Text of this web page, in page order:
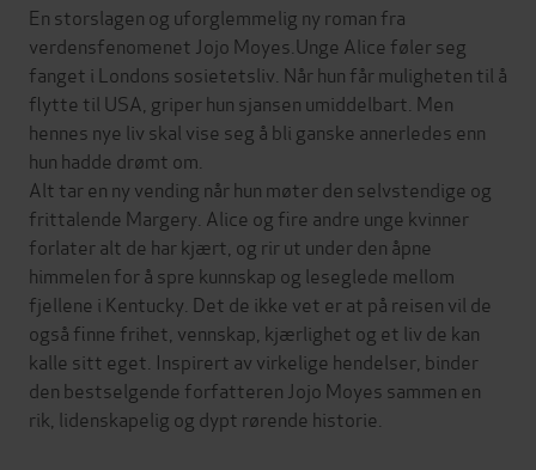
En storslagen og uforglemmelig ny roman fra
verdensfenomenet Jojo Moyes.Unge Alice føler seg
fanget i Londons sosietetsliv. Når hun får muligheten til å
flytte til USA, griper hun sjansen umiddelbart. Men
hennes nye liv skal vise seg å bli ganske annerledes enn
hun hadde drømt om.
Alt tar en ny vending når hun møter den selvstendige og
frittalende Margery. Alice og fire andre unge kvinner
forlater alt de har kjært, og rir ut under den åpne
himmelen for å spre kunnskap og leseglede mellom
fjellene i Kentucky. Det de ikke vet er at på reisen vil de
også finne frihet, vennskap, kjærlighet og et liv de kan
kalle sitt eget. Inspirert av virkelige hendelser, binder
den bestselgende forfatteren Jojo Moyes sammen en